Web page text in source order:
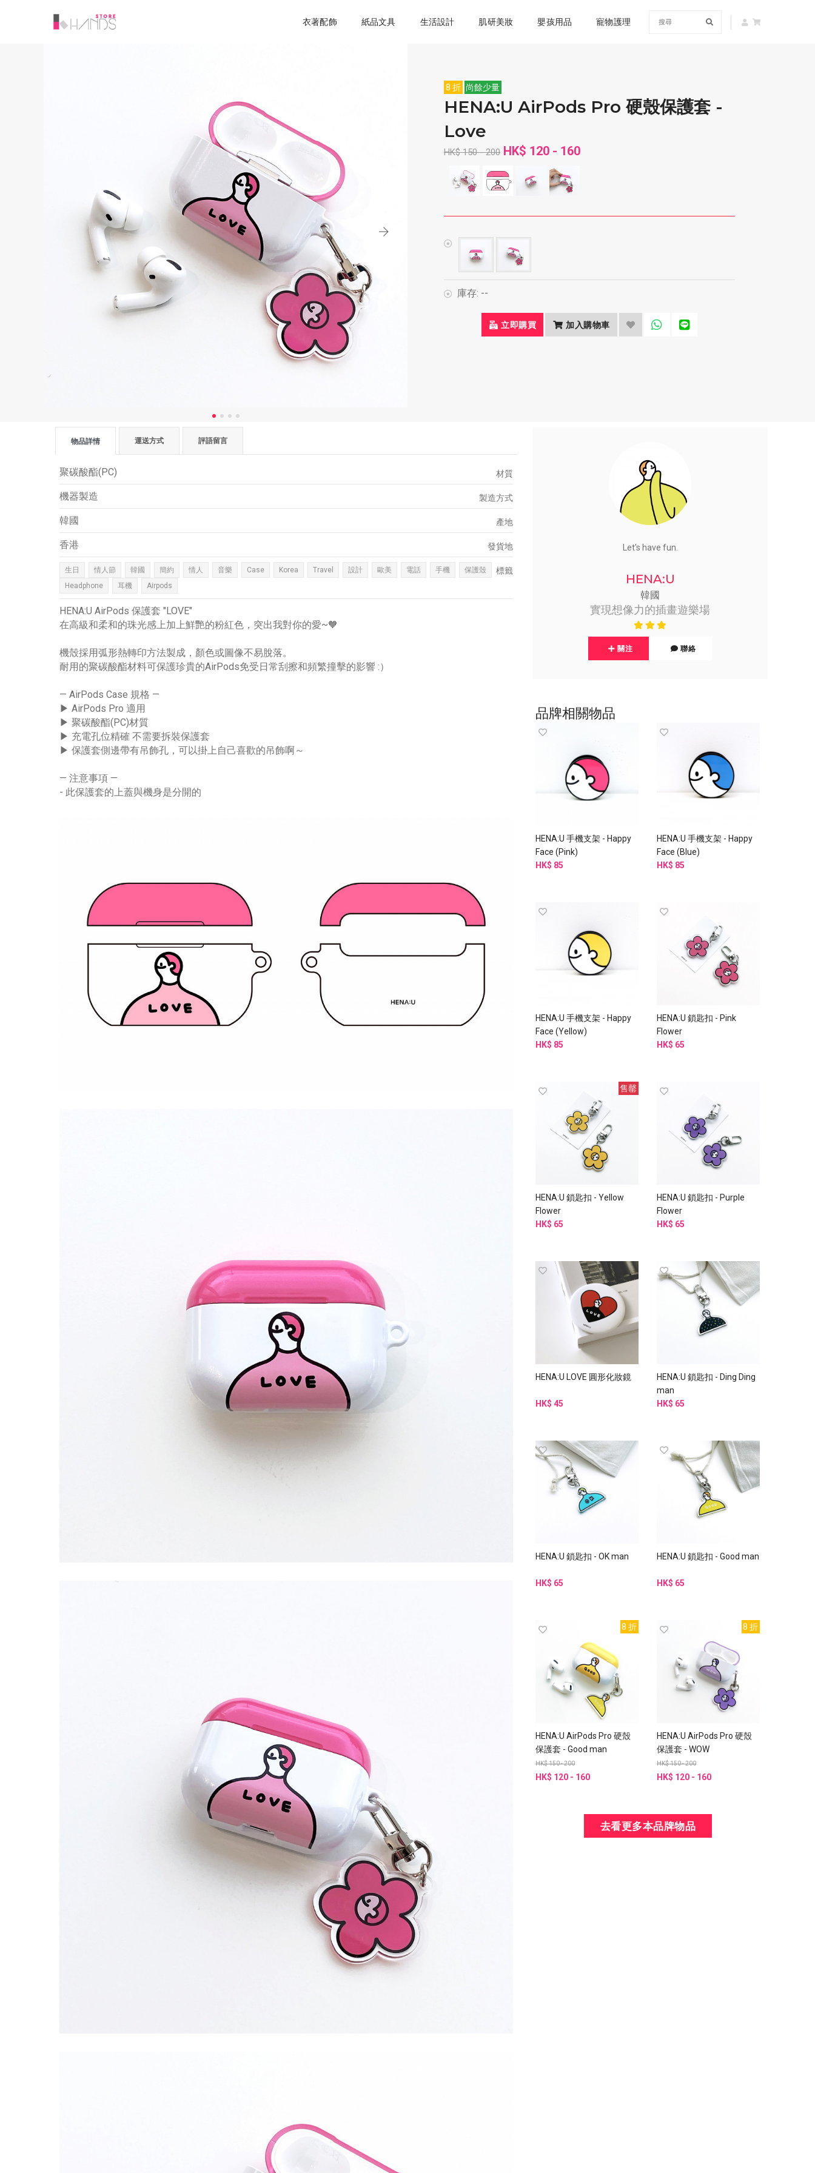
衣著配飾 紙品文具 生活設計 肌研美妝 嬰孩用品 寵物護理
8 折 尚餘少量
HENA:U AirPods Pro 硬殼保護套 -
Love
HK$ 150 - 200 HK$ 120 - 160
庫存: --
立即購買 加入購物車
物品詳情 運送方式 評語留言
材質
聚碳酸酯(PC)
製造方式
機器製造
產地
韓國
發貨地
香港
標籤
生日 情人節 韓國 簡約 情人 音樂 Case Korea Travel 設計 歐美 電話 手機
保護殼
Headphone
耳機 Airpods
HENA:U AirPods 保護套 "LOVE"
在高級和柔和的珠光感上加上鮮艷的粉紅色，突出我對你的愛~🧡
機殼採用弧形熱轉印方法製成，顏色或圖像不易脫落。
耐用的聚碳酸酯材料可保護珍貴的AirPods免受日常刮擦和頻繁撞擊的影響 :）
— AirPods Case 規格 —
▶ AirPods Pro 適用
▶ 聚碳酸酯(PC)材質
▶ 充電孔位精確 不需要拆裝保護套
▶ 保護套側邊帶有吊飾孔，可以掛上自己喜歡的吊飾啊～
— 注意事項 —
- 此保護套的上蓋與機身是分開的
Let's have fun.
HENA:U
韓國
實現想像力的插畫遊樂場
關注 聯絡
品牌相關物品
HENA:U 手機支架 - Happy
Face (Pink)
HK$ 85
HENA:U 手機支架 - Happy
Face (Blue)
HK$ 85
HENA:U 手機支架 - Happy
Face (Yellow)
HK$ 85
HENA:U 鎖匙扣 - Pink
Flower
HK$ 65
售罄
HENA:U 鎖匙扣 - Yellow
Flower
HK$ 65
HENA:U 鎖匙扣 - Purple
Flower
HK$ 65
HENA:U LOVE 圓形化妝鏡
HK$ 45
HENA:U 鎖匙扣 - Ding Ding
man
HK$ 65
HENA:U 鎖匙扣 - OK man
HK$ 65
HENA:U 鎖匙扣 - Good man
HK$ 65
8 折
HENA:U AirPods Pro 硬殼
保護套 - Good man
HK$ 150 - 200
HK$ 120 - 160
8 折
HENA:U AirPods Pro 硬殼
保護套 - WOW
HK$ 150 - 200
HK$ 120 - 160
去看更多本品牌物品